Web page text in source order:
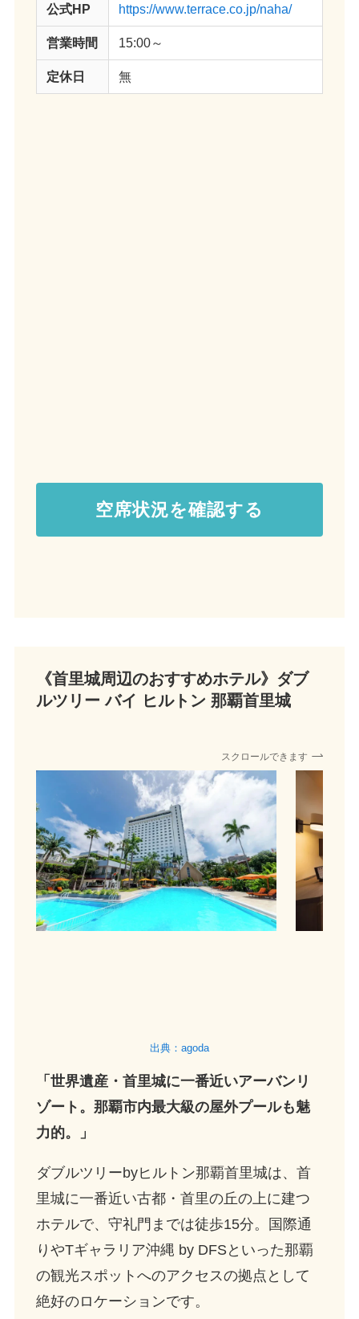
公式HP https://www.terrace.co.jp/naha/
営業時間 15:00～
定休日 無
空席状況を確認する
《首里城周辺のおすすめホテル》 ダブ
ルツリー バイ ヒルトン 那覇首里城
スクロールできます
出典：agoda
「世界遺産・首里城に一番近いアーバンリ
ゾート。那覇市内最大級の屋外プールも魅
力的。」
ダブルツリーbyヒルトン那覇首里城は、首
里城に一番近い古都・首里の丘の上に建つ
ホテルで、守礼門までは徒歩15分。国際通
りやTギャラリア沖縄 by DFSといった那覇
の観光スポットへのアクセスの拠点として
絶好のロケーションです。